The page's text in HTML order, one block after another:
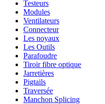
Testeurs
Modules
Ventilateurs
Connecteur
Les noyaux
Les Outils
Parafoudre
Tiroir fibre optique
Jarretières
Pigtails
Traversée
Manchon Splicing